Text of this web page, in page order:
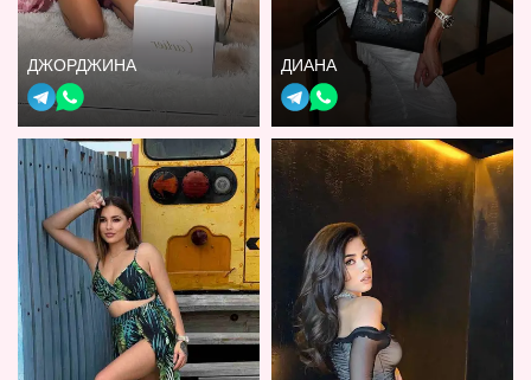
ДЖОРДЖИНА ДИАНА